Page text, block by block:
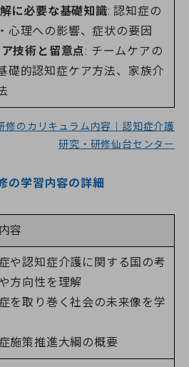
に必要な基礎知識: 認知症の
心理への影響、症状の要因
技術と留意点 : チームケアの
礎的認知症ケア方法、家族介
修のカリキュラム内容｜認知症介護
研究・研修仙台センター
の学習内容の詳細
容
や認知症介護に関する国の考
方向性を理解
を取り巻く社会の未来像を学
施策推進大綱の概要